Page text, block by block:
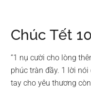
Chúc Tết
“1 nụ cười cho lòng
phúc tràn đầy. 1 lời
tay cho yêu thương